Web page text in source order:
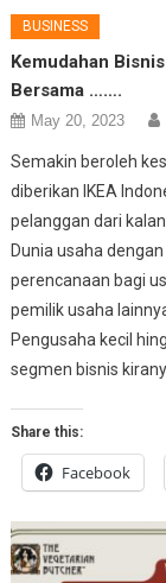
BUSINESS
Kemudahan
Bersama …….
May 20, 2023
Semakin beroleh
diberikan IKEA
pelanggan dari
Dunia usaha
perencanaan bagi
pemilik usaha
Pengusaha kecil
segmen bisnis
Share this:
Facebook